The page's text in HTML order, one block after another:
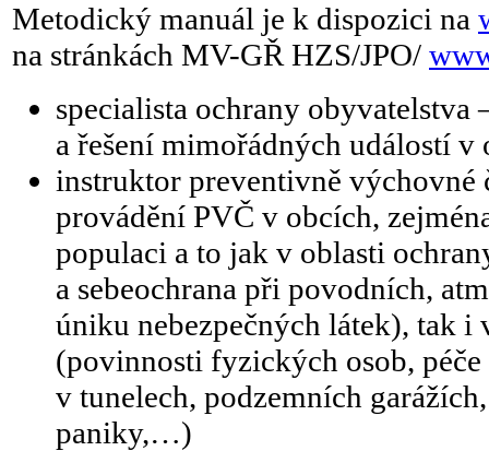
Metodický manuál je k dispozici na
na stránkách MV-GŘ HZS/JPO/
specialista ochrany
a řešení mimořádných událostí v
instruktor preventivně
provádění PVČ v obcích,
populaci a to jak v oblasti
a sebeochrana při povodních,
úniku nebezpečných látek), tak i
(povinnosti fyzických osob,
v tunelech, podzemních
paniky,…)